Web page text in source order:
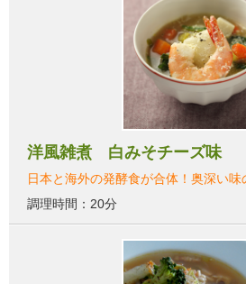
洋風雑煮 白みそチーズ味
日本と海外の発酵食が合体！奥深い
調理時間：20分